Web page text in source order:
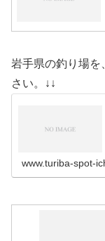
岩手県の釣り場を
さい。↓↓
www.turiba-spot-